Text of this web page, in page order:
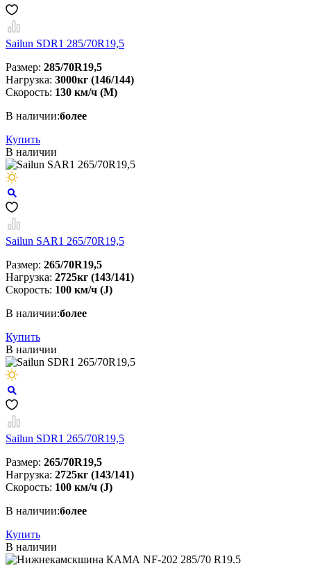
Sailun SDR1 285/70R19,5
Размер: 285/70R19,5
Нагрузка: 3000кг (146/144)
Скорость: 130 км/ч (M)
В наличии:более
Купить
В наличии
Sailun SAR1 265/70R19,5
Размер: 265/70R19,5
Нагрузка: 2725кг (143/141)
Скорость: 100 км/ч (J)
В наличии:более
Купить
В наличии
Sailun SDR1 265/70R19,5
Размер: 265/70R19,5
Нагрузка: 2725кг (143/141)
Скорость: 100 км/ч (J)
В наличии:более
Купить
В наличии